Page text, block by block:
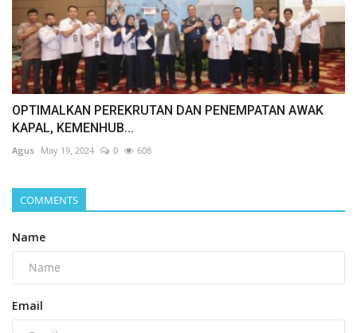
OPTIMALKAN PEREKRUTAN DAN PENEMPATAN AWAK
KAPAL, KEMENHUB...
Agus May 19, 2024 0 608
COMMENTS
Name
Email